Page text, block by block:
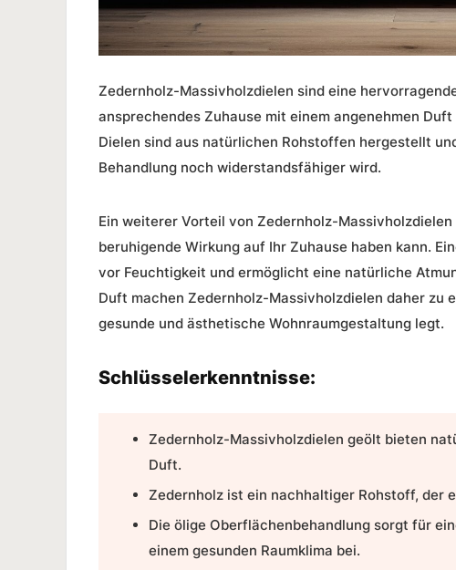
Zedernholz-Massivholzdielen sind eine
ansprechendes Zuhause mit einem angenehmen Duft
Dielen sind aus natürlichen Rohstoffen hergestellt
Behandlung noch widerstandsfähiger wird.
Ein weiterer Vorteil von Zedernholz-Massivholzdielen
beruhigende Wirkung auf Ihr Zuhause haben kann.
vor Feuchtigkeit und ermöglicht eine natürliche
Duft machen Zedernholz-Massivholzdielen daher zu
gesunde und ästhetische Wohnraumgestaltung legt.
Schlüsselerkenntnisse:
Zedernholz-Massivholzdielen geölt bieten
Duft.
Zedernholz ist ein nachhaltiger Rohstoff, der
Die ölige Oberflächenbehandlung sorgt für
einem gesunden Raumklima bei.